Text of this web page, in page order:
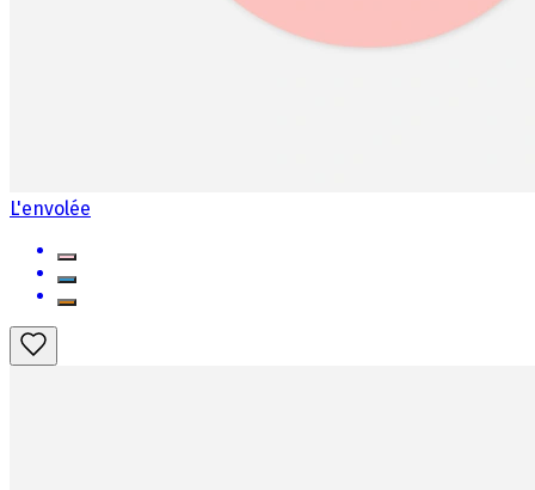
L'envolée